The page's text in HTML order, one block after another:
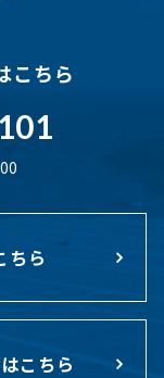
こちら
ちら
こちら